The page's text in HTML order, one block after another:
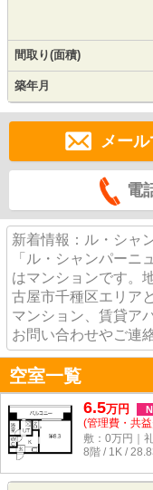
間取り(面積)
築年月
メー
電
新着情報：ル・シャ
「ル・シャンパーニ
はマンションです。
古屋市千種区エリア
マンション、賃貸ア
お問い合わせやご連
空室一覧
6.5万円
(管理費・共
敷：0万円｜
8階 / 1K /